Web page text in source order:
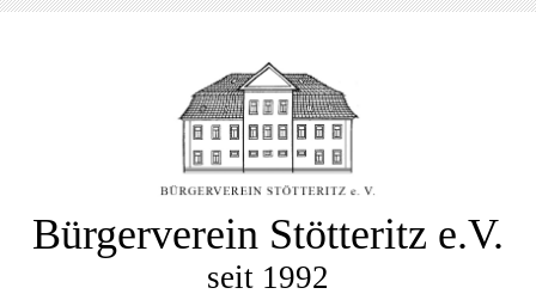
Bürgerverein Stötteritz e.V.
seit 1992